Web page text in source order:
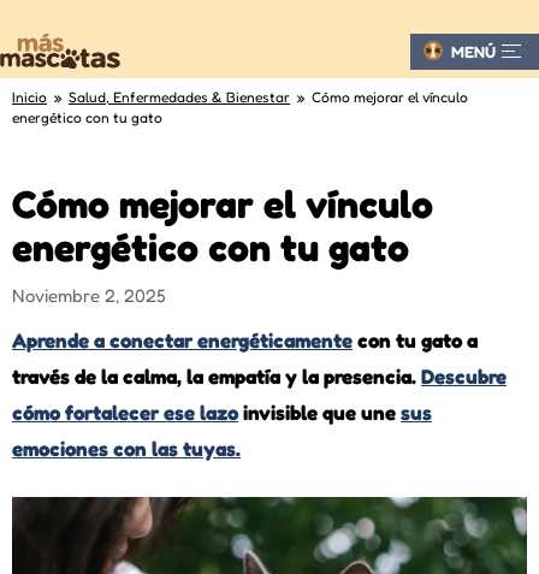
MENÚ
Inicio » Salud, Enfermedades & Bienestar » Cómo mejorar el vínculo
energético con tu gato
Cómo mejorar el vínculo
energético con tu gato
Noviembre 2, 2025
Aprende a conectar energéticamentecon tu gato a
través de la calma, la empatía y la presencia.Descubre
cómo fortalecer ese lazoinvisible que unesus
emociones con las tuyas.